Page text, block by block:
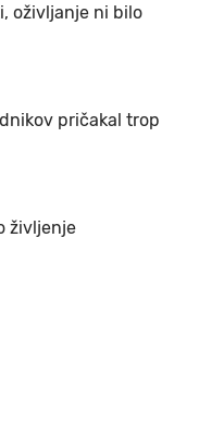
oživljanje ni bilo
pričakal trop
življenje